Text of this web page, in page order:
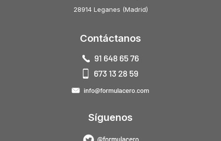
28914 Leganes (Madrid)
Contáctanos
Síguenos